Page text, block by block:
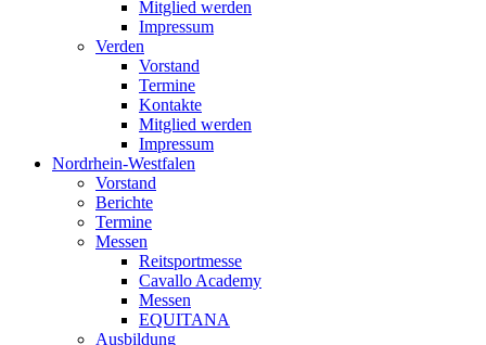
Mitglied werden
Impressum
Verden
Vorstand
Termine
Kontakte
Mitglied werden
Impressum
Nordrhein-Westfalen
Vorstand
Berichte
Termine
Messen
Reitsportmesse
Cavallo Academy
Messen
EQUITANA
Ausbildung